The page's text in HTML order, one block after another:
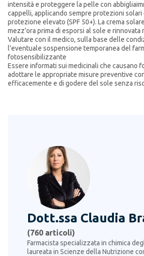
intensità e proteggere la pelle con
cappelli, applicando sempre protezioni
protezione elevato (SPF 50+). La crema
mezz'ora prima di esporsi al sole e rinnovata
Valutare con il medico, sulla base delle
l'eventuale sospensione temporanea del
fotosensibilizzante
Essere informati sui medicinali che causano
adottare le appropriate misure preventive
efficacemente e di godere del sole senza
Dott.ssa Claudia
(760 articoli)
Farmacista specializzata in chimica
laureata in Scienze della Nutrizione